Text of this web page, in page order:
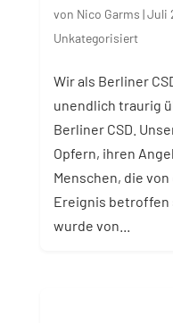
von Nico Garms |Juli
Unkategorisiert
Wir als Berliner
unendlich traurig
Berliner CSD.
Opfern, ihren
Menschen, die
Ereignis betroffen
wurde von...